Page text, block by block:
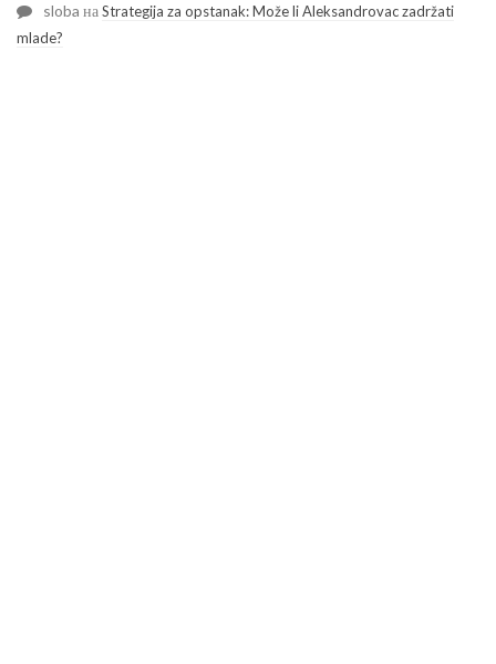
sloba наStrategija za opstanak: Može li Aleksandrovac zadržati
mlade?